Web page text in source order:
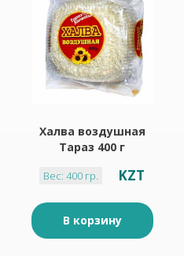
Халва воздушная
Тараз 400 г
Вес: 400 гр. KZT
В корзину